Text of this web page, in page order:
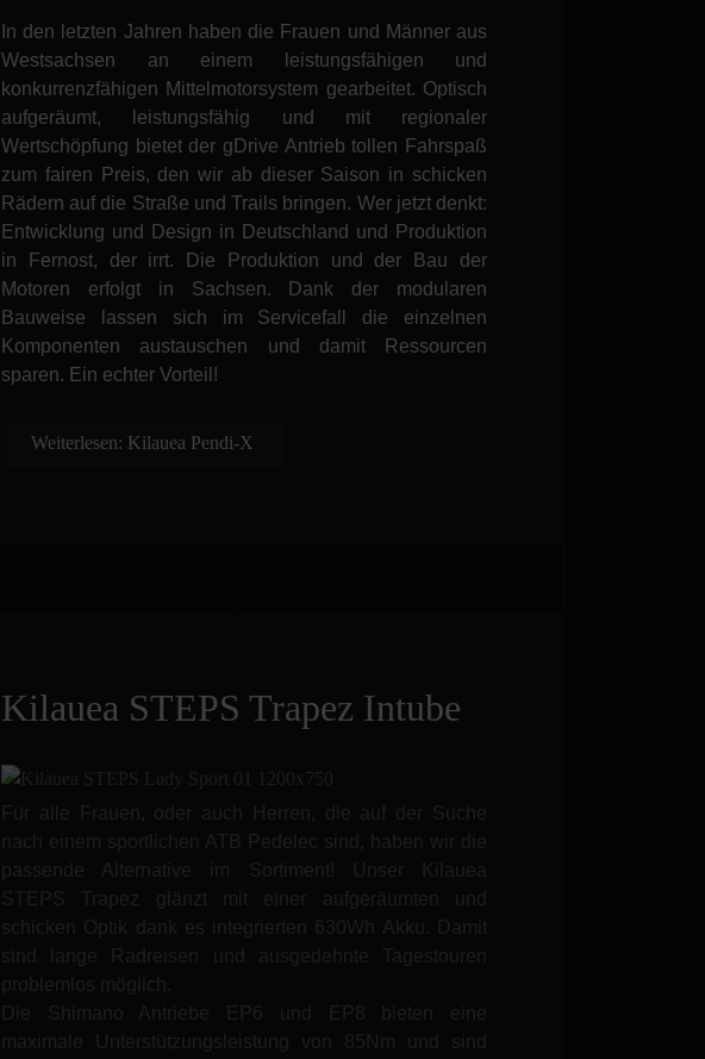
In den letzten Jahren haben die Frauen und Männer aus
Westsachsen an einem leistungsfähigen und
konkurrenzfähigen Mittelmotorsystem gearbeitet. Optisch
aufgeräumt, leistungsfähig und mit regionaler
Wertschöpfung bietet der gDrive Antrieb tollen Fahrspaß
zum fairen Preis, den wir ab dieser Saison in schicken
Rädern auf die Straße und Trails bringen. Wer jetzt denkt:
Entwicklung und Design in Deutschland und Produktion
in Fernost, der irrt. Die Produktion und der Bau der
Motoren erfolgt in Sachsen. Dank der modularen
Bauweise lassen sich im Servicefall die einzelnen
Komponenten austauschen und damit Ressourcen
sparen. Ein echter Vorteil!
Weiterlesen: Kilauea Pendi-X
Kilauea STEPS Trapez Intube
Für alle Frauen, oder auch Herren, die auf der Suche
nach einem sportlichen ATB Pedelec sind, haben wir die
passende Alternative im Sortiment! Unser Kilauea
STEPS Trapez glänzt mit einer aufgeräumten und
schicken Optik dank es integrierten 630Wh Akku. Damit
sind lange Radreisen und ausgedehnte Tagestouren
problemlos möglich.
Die Shimano Antriebe EP6 und EP8 bieten eine
maximale Unterstützungsleistung von 85Nm und sind